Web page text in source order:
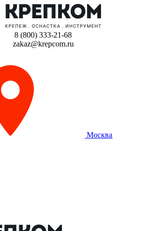
8 (800) 333-21-68
zakaz@krepcom.ru
Москва